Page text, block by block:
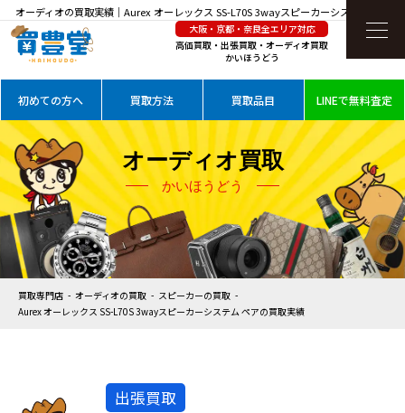
オーディオの買取実績｜Aurex オーレックス SS-L70S 3wayスピーカーシステム ペアを
高価買取
大阪・京都・奈良全エリア対応
高価買取・出張買取・オーディオ買取
かいほうどう
初めての方へ 買取方法 買取品目 LINEで無料査定
オーディオ買取
かいほうどう
買取専門店 オーディオの買取
スピーカーの買取
Aurex オーレックス SS-L70S 3wayスピーカーシステム ペアの買取実績
出張買取